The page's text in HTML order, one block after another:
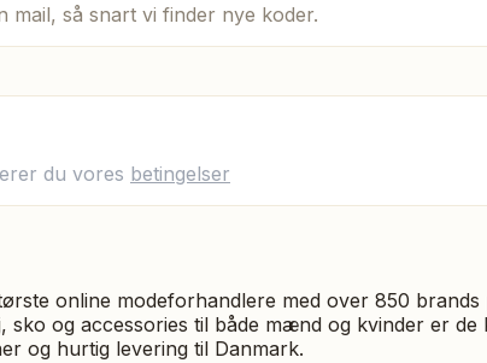
mail, så snart vi finder nye koder.
du vores betingelser
online modeforhandlere med over 850 brands
sko og accessories til både mænd og kvinder er
og hurtig levering til Danmark.